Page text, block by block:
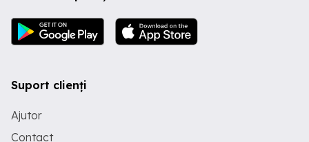
Suport clienți
Ajutor
Contact